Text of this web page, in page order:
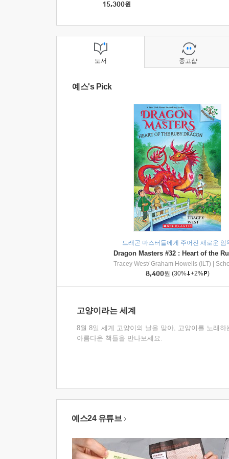
15,300원
도서
예스's Pick
드래곤 마스터들에게 주어진 새로운 임
Tracey West/ Graham Howells (ILT)
8,400원 (30% +2% )
고양이라는 세계
8월 8일 세계 고양이의 날을 맞아, 고양이를 노래하
아름다운 책들을 만나보세요.
중고샵
예스24 유튜브